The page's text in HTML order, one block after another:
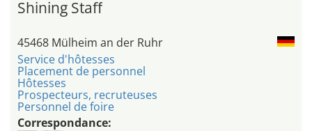
Shining Staff
45468 Mülheim an der Ruhr
Service d'hôtesses
Placement de personnel
Hôtesses
Prospecteurs, recruteuses
Personnel de foire
Correspondance: